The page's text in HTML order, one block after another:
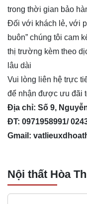
trong thời gian bảo
Đối với khách lẻ, với
buôn” chúng tôi cam
thị trường kèm theo
lâu dài
Vui lòng liên hệ trực
để nhận được ưu đãi
Địa chỉ: Số 9,
ĐT: 0971958991/
Gmail:
Nội thất Hòa